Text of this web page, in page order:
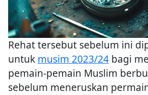
Rehat tersebut sebelum ini
untuk musim 2023/24 bagi
pemain-pemain Muslim
sebelum meneruskan